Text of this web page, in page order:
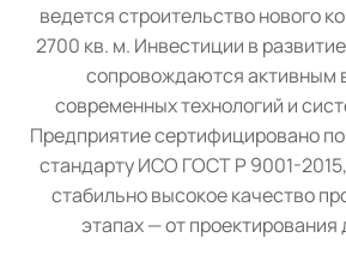
ведется строительство нового
2700 кв. м. Инвестиции в
сопровождаются активным
современных технологий и
Предприятие сертифицировано
стандарту ИСО ГОСТ Р 9001-
стабильно высокое качество
этапах — от проектирования